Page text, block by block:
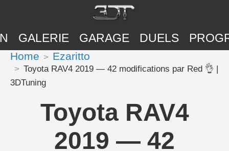
GALERIE GARAGE DUELS
Home Ezaritto
Toyota RAV4 2019 — 42 modifications par Red 👌 |
3DTuning
Toyota RAV4
2019 — 42